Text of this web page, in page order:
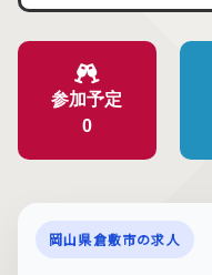
参加予定
0
岡山県倉敷市の求人